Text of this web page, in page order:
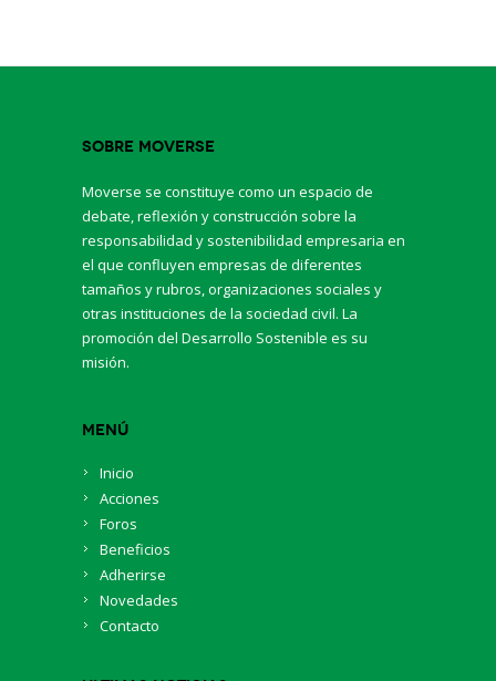
Sobre Moverse
Moverse se constituye como un espacio de
debate, reflexión y construcción sobre la
responsabilidad y sostenibilidad empresaria en
el que confluyen empresas de diferentes
tamaños y rubros, organizaciones sociales y
otras instituciones de la sociedad civil. La
promoción del Desarrollo Sostenible es su
misión.
Menú
Inicio
Acciones
Foros
Beneficios
Adherirse
Novedades
Contacto